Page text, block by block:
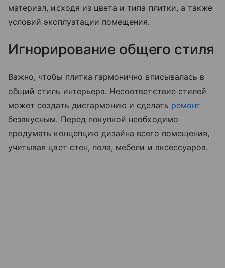
материал, исходя из цвета и типа плитки, а также
условий эксплуатации помещения.
Игнорирование общего стиля
Важно, чтобы плитка гармонично вписывалась в
общий стиль интерьера. Несоответствие стилей
может создать дисгармонию и сделать ремонт
безвкусным. Перед покупкой необходимо
продумать концепцию дизайна всего помещения,
учитывая цвет стен, пола, мебели и аксессуаров.